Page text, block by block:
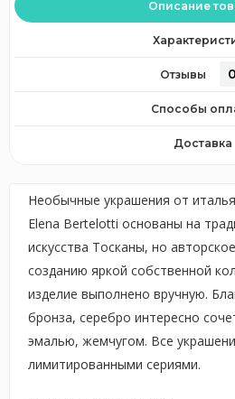
Описание
Отзывы 0
Способы
Доставка
Необычные украшения от
Elena Bertelotti основаны на
искусства Тосканы, но
созданию яркой собственной
изделие выполнено вручную.
бронза, серебро интересно
эмалью, жемчугом. Все
лимитированными сериями.